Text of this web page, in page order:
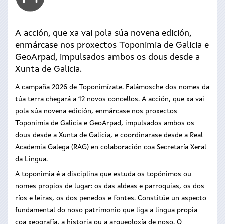
A acción, que xa vai pola súa novena edición,
enmárcase nos proxectos Toponimia de Galicia e
GeoArpad, impulsados ambos os dous desde a
Xunta de Galicia.
A campaña 2026 de Toponimízate. Falámosche dos nomes da
túa terra chegará a 12 novos concellos. A acción, que xa vai
pola súa novena edición, enmárcase nos proxectos
Toponimia de Galicia e GeoArpad, impulsados ambos os
dous desde a Xunta de Galicia, e coordinarase desde a Real
Academia Galega (RAG) en colaboración coa Secretaría Xeral
da Lingua.
A toponimia é a disciplina que estuda os topónimos ou
nomes propios de lugar: os das aldeas e parroquias, os dos
ríos e leiras, os dos penedos e fontes. Constitúe un aspecto
fundamental do noso patrimonio que liga a lingua propia
coa xeografía, a historia ou a arqueoloxía de noso. O